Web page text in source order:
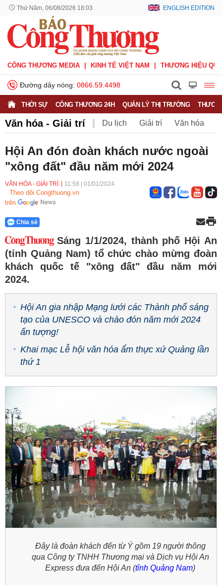
Thứ Năm, 06/08/2026 18:03 ENGLISH EDITION
CÔNG THƯƠNG MEDIA KINH TẾ VIỆT NAM THƯƠNG HIỆU
Đường dây nóng: 0866.59.4498
THỜI SỰ CÔNG THƯƠNG 24H QUẢN LÝ THỊ TRƯỜNG
Văn hóa - Giải trí Du lịch Giải trí Văn hóa
Hội An đón đoàn khách nước ngoài
"xông đất" đầu năm mới 2024
VĂN HÓA - GIẢI TRÍ 11:58 01/01/2024
Theo dõi Congthuong.vn
trên
Chia sẻ
Sáng 1/1/2024, thành phố Hội An
(tỉnh Quảng Nam) tổ chức chào mừng đoàn
khách quốc tế "xông đất" đầu năm mới
2024.
Hội An gia nhập Mạng lưới các Thành phố sáng
tạo của UNESCO và chào đón năm mới 2024
ấn tượng!
Khai mạc Lễ hội văn hóa ẩm thực xứ Quảng lần
thứ 1
Đây là đoàn khách đến từ Ý gồm 19 người thông
qua Công ty TNHH Thương mại và Dịch vụ Hội An
Express đưa đến Hội An (tỉnh Quảng Nam)